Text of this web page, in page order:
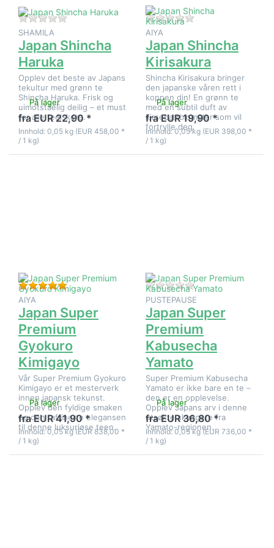
Det er ingen anmeldelser for dette produktet ennå.
SHAMILA
Japan Shincha
Haruka
Opplev det beste av Japans
tekultur med grønn te
Shincha Haruka. Frisk og
uimotståelig deilig – et must
for alle teelskere.
På lager
fra EUR 22,90 *
Innhold: 0,05 kg (EUR 458,00 *
/ 1 kg)
AIYA
Japan Shincha
Kirisakura
Shincha Kirisakura bringer
den japanske våren rett i
koppen din! En grønn te
med en subtil duft av
kirsebærblomster som vil
fortrylle deg.
På lager
fra EUR 19,90 *
Innhold: 0,05 kg (EUR 398,00 *
/ 1 kg)
Vurdering: 5 fra 5 stjerner. 1 Vurdering.
AIYA
Japan Super
Premium
Gyokuro
Kimigayo
Vår Super Premium Gyokuro
Kimigayo er et mesterverk
innen japansk tekunst.
Opplev den fyldige smaken
og den raffinerte elegansen
til denne luksuriøse teen.
På lager
fra EUR 41,90 *
Innhold: 0,05 kg (EUR 838,00 *
/ 1 kg)
Det er ingen
PUSTEPAUSE
Japan Super
Premium
Kabusecha
Yamato
Super Premium Kabusecha
Yamato er ikke bare en te –
den er en opplevelse.
Opplev Japans arv i denne
utsøkte skyggete fra
Yamato-regionen.
På lager
fra EUR 36,80 *
Innhold: 0,05 kg (EUR 736,00 *
/ 1 kg)